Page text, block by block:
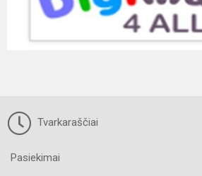
Tvarkaraščiai
Pasiekimai